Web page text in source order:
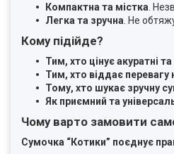
Компактна та містка .
Легка та зручна . Не
Кому підійде?
Тим, хто цінує акуратні
Тим, хто віддає
Тому, хто шукає зручну
Як приємний та
Чому варто замовити
Сумочка “Котики” поєднує